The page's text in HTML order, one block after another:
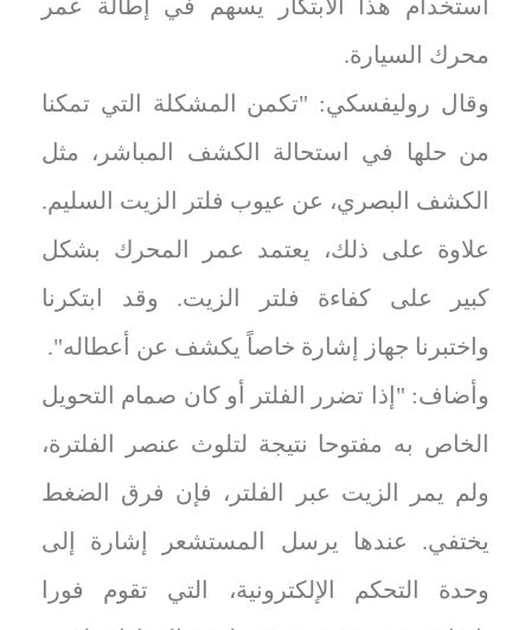
استخدام هذا الابتكار يسهم في إطالة عمر
محرك السيارة.
وقال روليفسكي: "تكمن المشكلة التي تمكنا
من حلها في استحالة الكشف المباشر، مثل
الكشف البصري، عن عيوب فلتر الزيت السليم.
علاوة على ذلك، يعتمد عمر المحرك بشكل
كبير على كفاءة فلتر الزيت. وقد ابتكرنا
واختبرنا جهاز إشارة خاصاً يكشف عن أعطاله".
وأضاف: "إذا تضرر الفلتر أو كان صمام التحويل
الخاص به مفتوحا نتيجة لتلوث عنصر الفلترة،
ولم يمر الزيت عبر الفلتر، فإن فرق الضغط
يختفي. عندها يرسل المستشعر إشارة إلى
وحدة التحكم الإلكترونية، التي تقوم فورا